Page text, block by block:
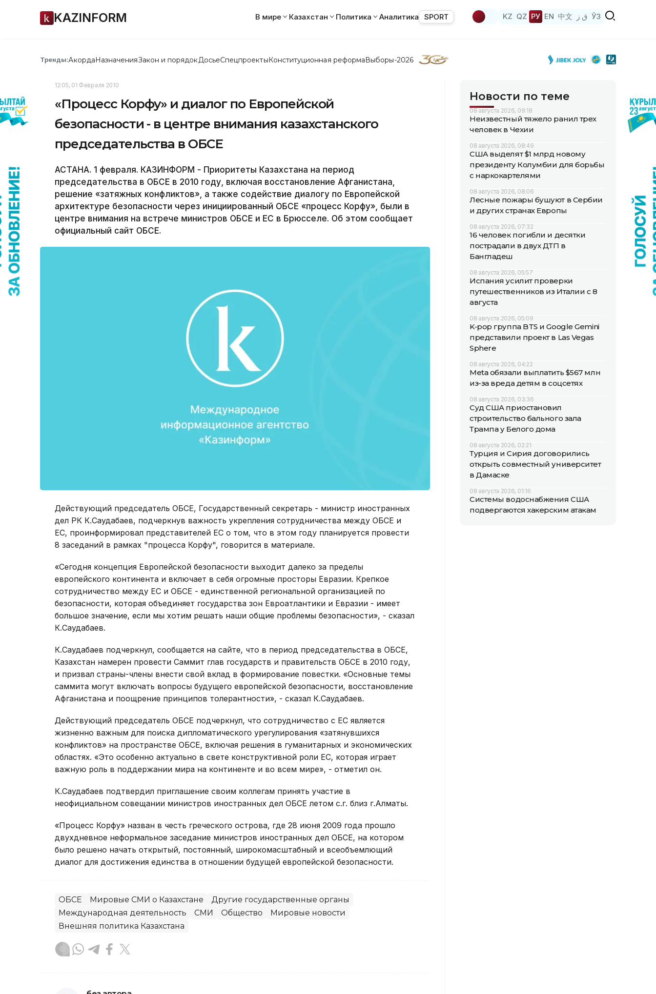
KAZINFORM В мире Казахстан Политика Аналитика SPORT KZ QZ РУ EN 中文 ق ز ЎЗ
Тренды:АкордаНазначенияЗакон и порядок ДосьеСпецпроектыКонституционная реформаВыборы-2026
12:05, 01 Февраля 2010
«Процесс Корфу» и диалог по Европейской
безопасности - в центре внимания казахстанского
председательства в ОБСЕ
АСТАНА. 1 февраля. КАЗИНФОРМ - Приоритеты Казахстана на период
председательства в ОБСЕ в 2010 году, включая восстановление Афганистана,
решение «затяжных конфликтов», а также содействие диалогу по Европейской
архитектуре безопасности через инициированный ОБСЕ «процесс Корфу», были в
центре внимания на встрече министров ОБСЕ и ЕС в Брюсселе. Об этом сообщает
официальный сайт ОБСЕ.
Действующий председатель ОБСЕ, Государственный секретарь - министр иностранных
дел РК К.Саудабаев, подчеркнув важность укрепления сотрудничества между ОБСЕ и
ЕС, проинформировал представителей ЕС о том, что в этом году планируется провести
8 заседаний в рамках "процесса Корфу", говорится в материале.
«Сегодня концепция Европейской безопасности выходит далеко за пределы
европейского континента и включает в себя огромные просторы Евразии. Крепкое
сотрудничество между ЕС и ОБСЕ - единственной региональной организацией по
безопасности, которая объединяет государства зон Евроатлантики и Евразии - имеет
большое значение, если мы хотим решать наши общие проблемы безопасности», - сказал
К.Саудабаев.
К.Саудабаев подчеркнул, сообщается на сайте, что в период председательства в ОБСЕ,
Казахстан намерен провести Саммит глав государств и правительств ОБСЕ в 2010 году,
и призвал страны-члены внести свой вклад в формирование повестки. «Основные темы
саммита могут включать вопросы будущего европейской безопасности, восстановление
Афганистана и поощрение принципов толерантности», - сказал К.Саудабаев.
Действующий председатель ОБСЕ подчеркнул, что сотрудничество с ЕС является
жизненно важным для поиска дипломатического урегулирования «затянувшихся
конфликтов» на пространстве ОБСЕ, включая решения в гуманитарных и экономических
областях. «Это особенно актуально в свете конструктивной роли ЕС, которая играет
важную роль в поддержании мира на континенте и во всем мире», - отметил он.
К.Саудабаев подтвердил приглашение своим коллегам принять участие в
неофициальном совещании министров иностранных дел ОБСЕ летом с.г. близ г.Алматы.
«Процесс Корфу» назван в честь греческого острова, где 28 июня 2009 года прошло
двухдневное неформальное заседание министров иностранных дел ОБСЕ, на котором
было решено начать открытый, постоянный, широкомасштабный и всеобъемлющий
диалог для достижения единства в отношении будущей европейской безопасности.
ОБСЕ Мировые СМИ о Казахстане
Другие государственные органы
Международная деятельность
СМИ Общество
Мировые новости
Внешняя политика Казахстана
Новости по теме
08 августа 2026, 09:18
Неизвестный тяжело ранил трех
человек в Чехии
08 августа 2026, 08:49
США выделят $1 млрд новому
президенту Колумбии для борьбы
с наркокартелями
08 августа 2026, 08:06
Лесные пожары бушуют в Сербии
и других странах Европы
08 августа 2026, 07:32
16 человек погибли и десятки
пострадали в двух ДТП в
Бангладеш
08 августа 2026, 05:57
Испания усилит проверки
путешественников из Италии с 8
августа
08 августа 2026, 05:09
K-pop группа BTS и Google Gemini
представили проект в Las Vegas
Sphere
08 августа 2026, 04:22
Meta обязали выплатить $567 млн
из-за вреда детям в соцсетях
08 августа 2026, 03:36
Суд США приостановил
строительство бального зала
Трампа у Белого дома
08 августа 2026, 02:21
Турция и Сирия договорились
открыть совместный университет
в Дамаске
08 августа 2026, 01:16
Системы водоснабжения США
подвергаются хакерским атакам